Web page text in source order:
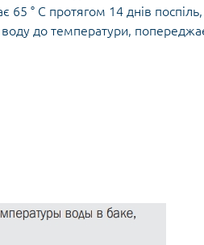
° C протягом 14 днів поспіль,
воду до температури,